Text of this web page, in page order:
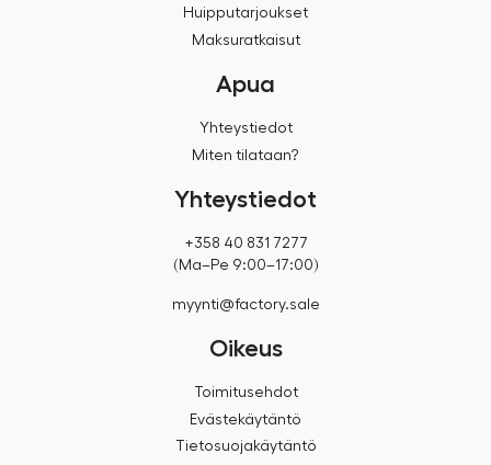
Huipputarjoukset
Maksuratkaisut
Apua
Yhteystiedot
Miten tilataan?
Yhteystiedot
+358 40 831 7277
(Ma–Pe 9:00–17:00)
myynti@factory.sale
Oikeus
Toimitusehdot
Evästekäytäntö
Tietosuojakäytäntö